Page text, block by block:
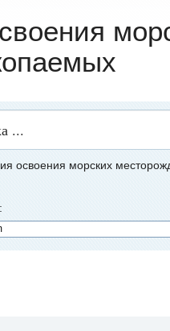
освоения морских